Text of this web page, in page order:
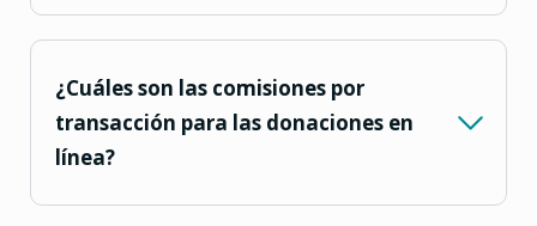
¿Cuáles son las comisiones por
transacción para las donaciones en
línea?